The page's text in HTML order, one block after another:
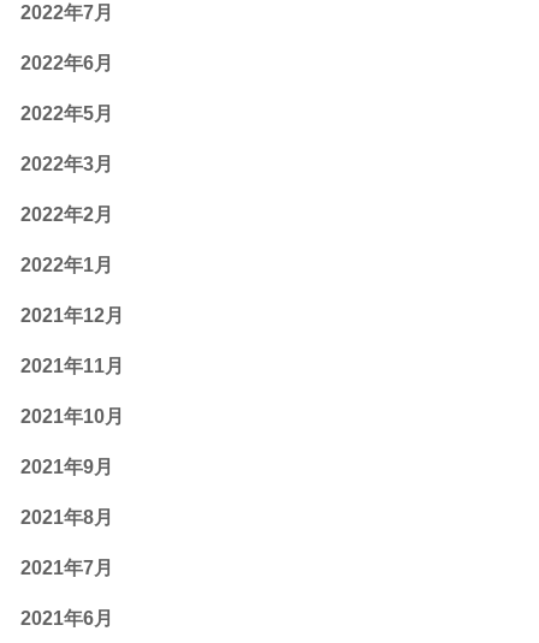
2022年7月
2022年6月
2022年5月
2022年3月
2022年2月
2022年1月
2021年12月
2021年11月
2021年10月
2021年9月
2021年8月
2021年7月
2021年6月